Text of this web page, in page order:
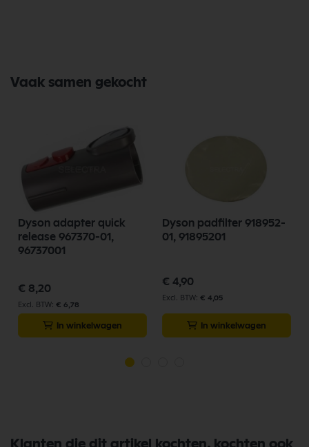
Vaak samen gekocht
Dyson adapter quick
release 967370-01,
96737001
€ 8,20
€ 6,78
In winkelwagen
Dyson padfilter 918952-
01, 91895201
€ 4,90
€ 4,05
In winkelwagen
Klanten die dit artikel kochten, kochten ook